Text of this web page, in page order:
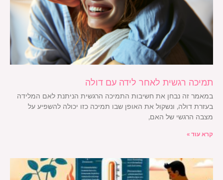
תמיכה רגשית לאחר לידה עם דולה
במאמר זה נבחן את חשיבות התמיכה הרגשית הניתנת לאם המלידה
בעזרת דולה, ונשקול את האופן שבו תמיכה כזו יכולה להשפיע על
מצבה הרגשי של האם,
קרא עוד »